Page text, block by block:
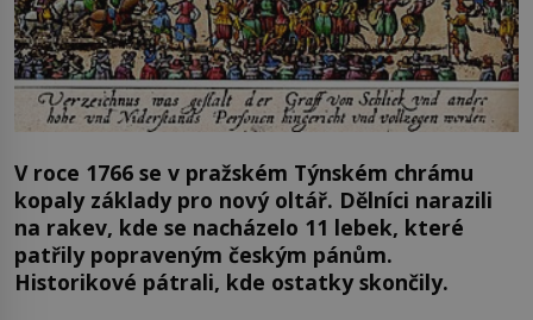
V roce 1766 se v pražském Týnském chrámu
kopaly základy pro nový oltář. Dělníci narazili
na rakev, kde se nacházelo 11 lebek, které
patřily popraveným českým pánům.
Historikové pátrali, kde ostatky skončily.